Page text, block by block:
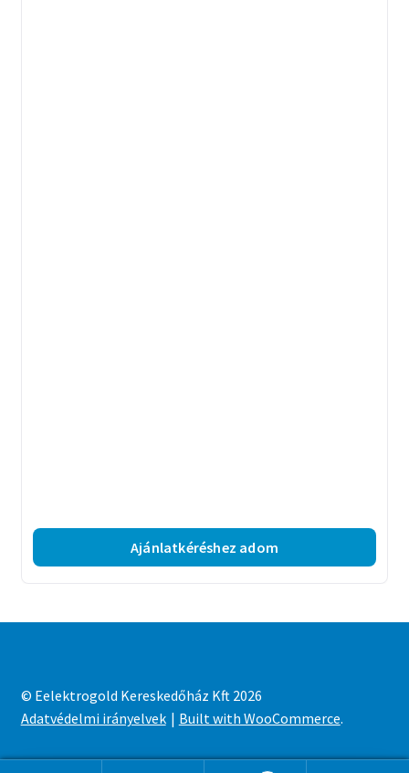
Ajánlatkéréshez adom
© Eelektrogold Kereskedőház Kft 2026
Adatvédelmi irányelvek
Built with WooCommerce.